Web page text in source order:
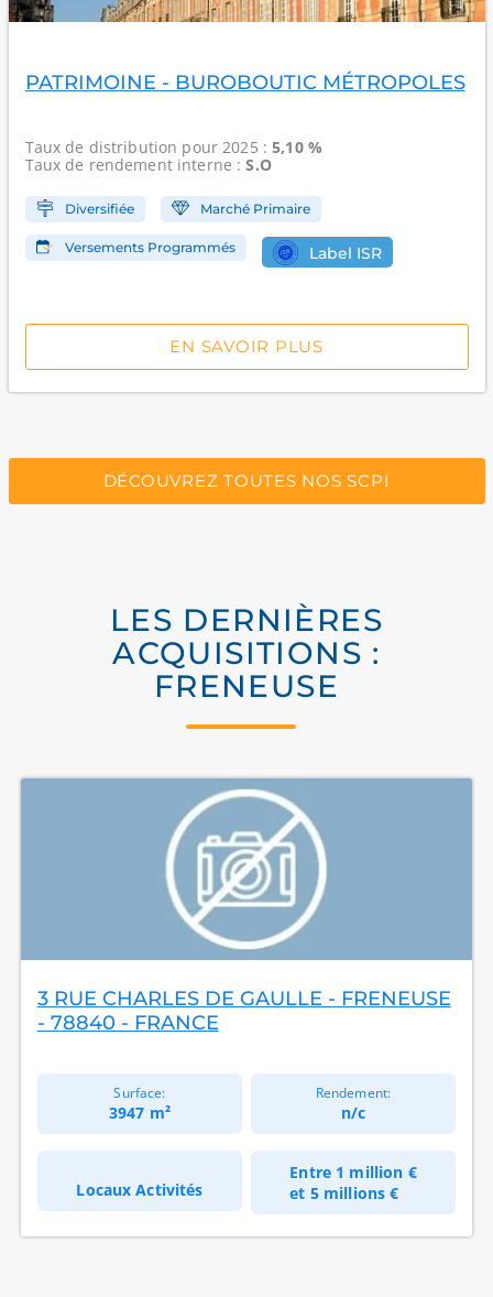
PATRIMOINE - BUROBOUTIC MÉTROPOLES
Taux de distribution pour 2025 :5,10 %
Taux de rendement interne :S.O
Diversifiée Marché Primaire
Versements Programmés Label ISR
EN SAVOIR PLUS
DÉCOUVREZ TOUTES NOS SCPI
LES DERNIÈRES
ACQUISITIONS :
FRENEUSE
3 RUE CHARLES DE GAULLE - FRENEUSE
- 78840 - FRANCE
Surface:
3947 m²
Rendement:
n/c
Locaux Activités
Entre 1 million €
et 5 millions €